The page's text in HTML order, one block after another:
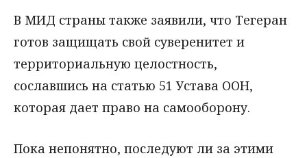
В МИД страны также заявили, что Тегеран
готов защищать свой суверенитет и
территориальную целостность,
сославшись на статью 51 Устава ООН,
которая дает право на самооборону.
Пока непонятно, последуют ли за этими